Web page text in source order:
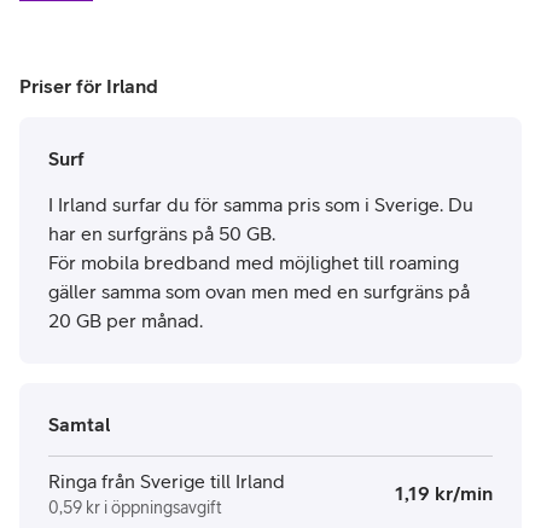
Priser för Irland
Surf
I Irland surfar du för samma pris som i Sverige. Du
har en surfgräns på 50 GB.
För mobila bredband med möjlighet till roaming
gäller samma som ovan men med en surfgräns på
20 GB per månad.
Samtal
Ringa från Sverige till Irland
0,59 kr i öppningsavgift
1,19 kr/min